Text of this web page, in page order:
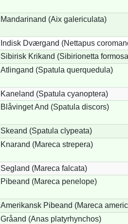
Mandarinand (Aix galericulata)
Indisk Dværgand (Nettapus
Sibirisk Krikand (Sibirionetta
Atlingand (Spatula querquedula)
Kaneland (Spatula cyanoptera)
Blåvinget And (Spatula discors)
Skeand (Spatula clypeata)
Knarand (Mareca strepera)
Segland (Mareca falcata)
Pibeand (Mareca penelope)
Amerikansk Pibeand (Mareca
Gråand (Anas platyrhynchos)